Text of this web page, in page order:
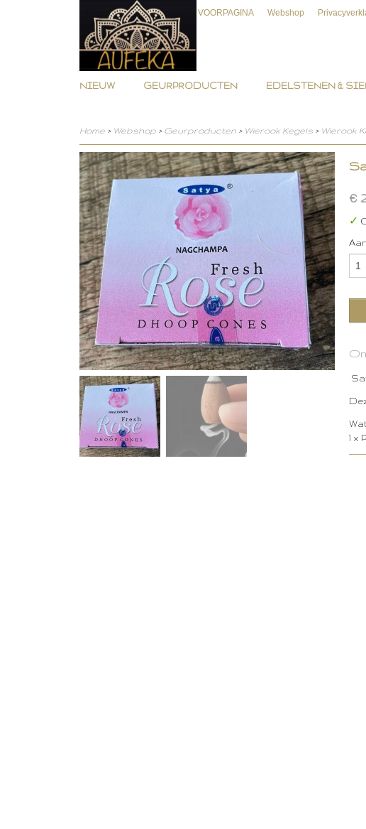
VOORPAGINA Webshop
NIEUW GEURPRODUCTEN EDELSTENEN &
Home > Webshop > Geurproducten > Wierook Kegels > Wierook
€
✓
1 x